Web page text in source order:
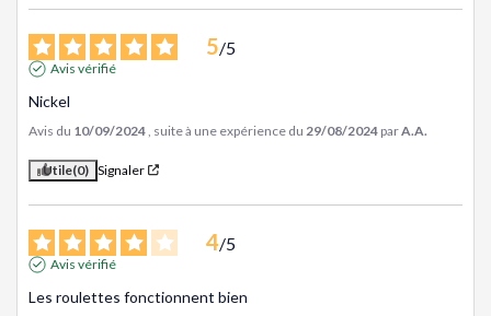
5/5
Avis vérifié
Nickel
Avis du 10/09/2024 , suite à une expérience du 29/08/2024 parA.A.
Utile(0) Signaler
4/5
Avis vérifié
Les roulettes fonctionnent bien